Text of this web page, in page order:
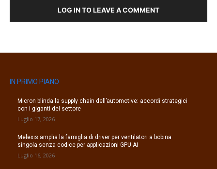
LOG IN TO LEAVE A COMMENT
IN PRIMO PIANO
Micron blinda la supply chain dell’automotive: accordi strategici
con i giganti del settore
Luglio 17, 2026
Melexis amplia la famiglia di driver per ventilatori a bobina
singola senza codice per applicazioni GPU AI
Luglio 16, 2026